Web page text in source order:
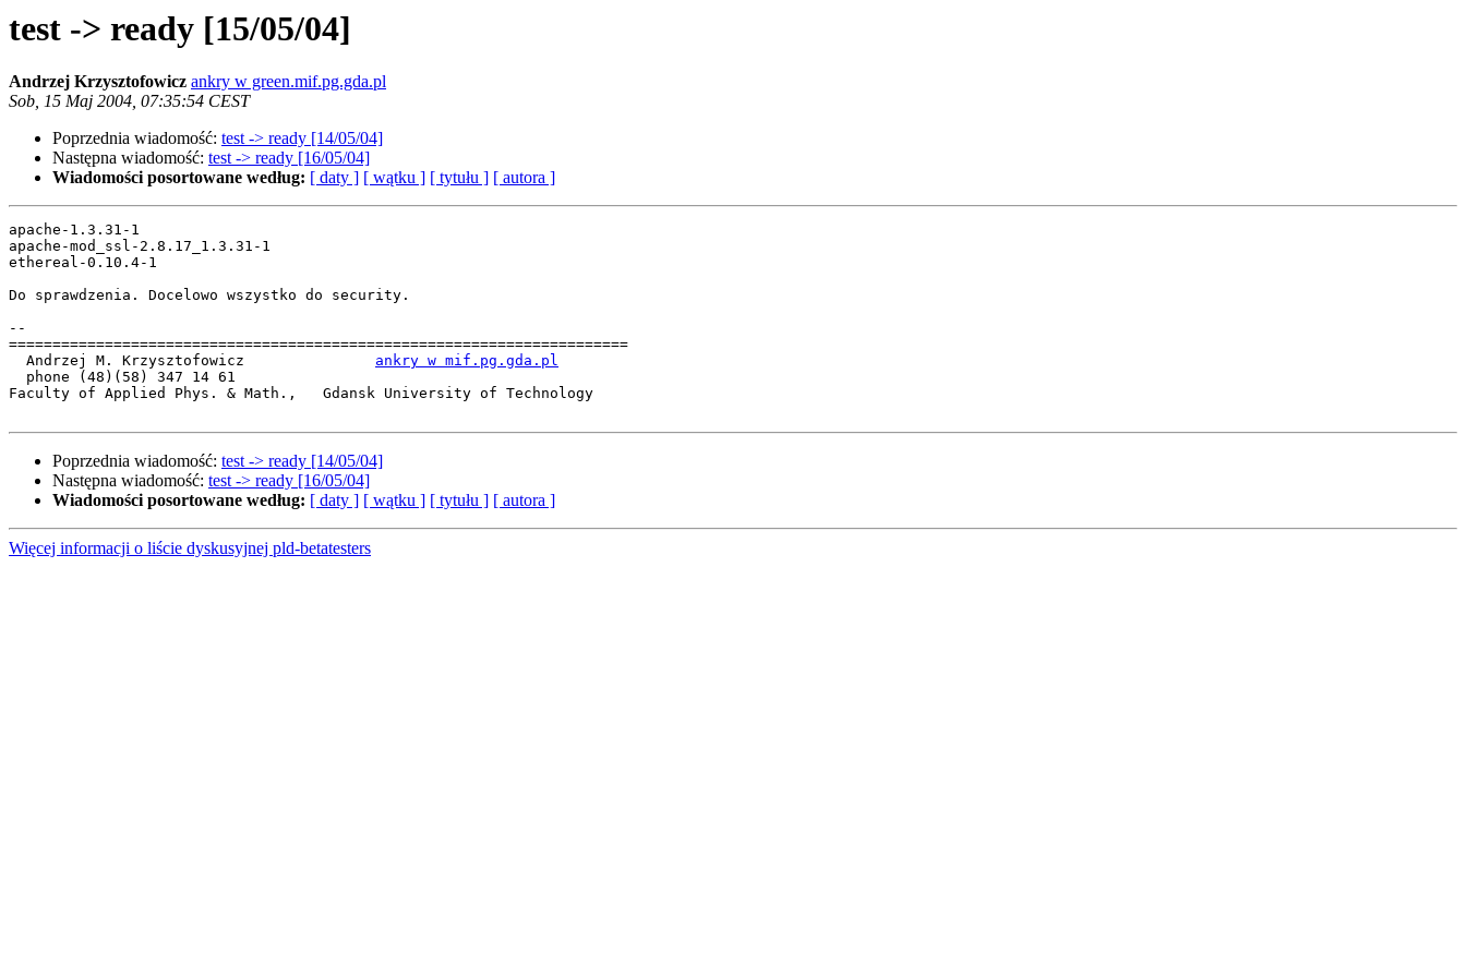
test -> ready [15/05/04]
Andrzej Krzysztofowicz ankry w green.mif.pg.gda.pl
Sob, 15 Maj 2004, 07:35:54 CEST
Poprzednia wiadomość: test -> ready [14/05/04]
Następna wiadomość: test -> ready [16/05/04]
Wiadomości posortowane według: [ daty ] [ wątku ] [ tytułu ] [ autora ]
apache-1.3.31-1
apache-mod_ssl-2.8.17_1.3.31-1
ethereal-0.10.4-1
Do sprawdzenia. Docelowo wszystko do security.
--
=======================================================================
  Andrzej M. Krzysztofowicz
ankry w mif.pg.gda.pl
  phone (48)(58) 347 14 61
Faculty of Applied Phys. & Math.,   Gdansk University of Technology
Poprzednia wiadomość: test -> ready [14/05/04]
Następna wiadomość: test -> ready [16/05/04]
Wiadomości posortowane według: [ daty ] [ wątku ] [ tytułu ] [ autora ]
Więcej informacji o liście dyskusyjnej pld-betatesters